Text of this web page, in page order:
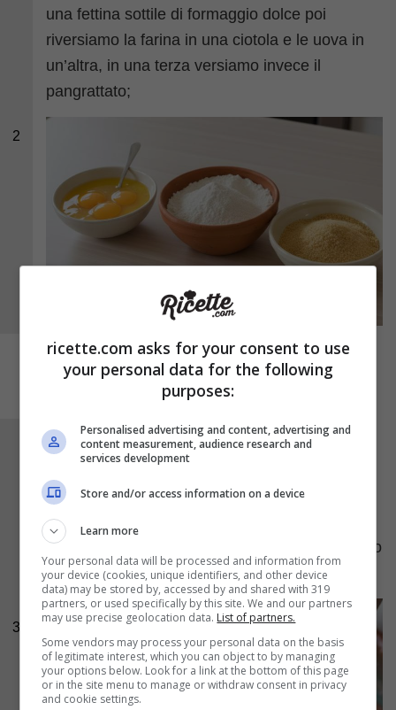
2
una fettina sottile di formaggio dolce poi
riversiamo la farina in una ciotola e le uova in
un’altra, in una terza versiamo invece il
pangrattato;
3
Rotoliamo le fettine di melanzane così farcite
prima nella farina, poi sbattiamo l’uovo con un
pizzico di sale e pepe e immergiamo le fettine
infarinate di melanzane all’interno. Una volta
ben zuppe sgoccioliamo l’eccesso e impaniamo
col pangrattato;
ricette.com asks for your consent to use
your personal data for the following
purposes:
Personalised advertising and content, advertising and
content measurement, audience research and
services development
Store and/or access information on a device
Learn more
Your personal data will be processed and information from
your device (cookies, unique identifiers, and other device
data) may be stored by, accessed by and shared with 319
partners, or used specifically by this site. We and our partners
may use precise geolocation data. List of partners.
Some vendors may process your personal data on the basis
of legitimate interest, which you can object to by managing
your options below. Look for a link at the bottom of this page
or in the site menu to manage or withdraw consent in privacy
and cookie settings.